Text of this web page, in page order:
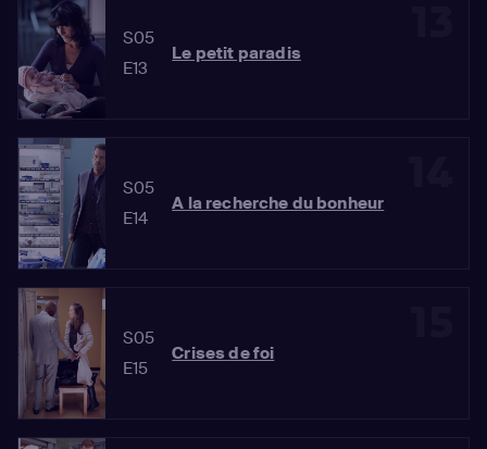
S05
E13
Le petit paradis
S05
E14
A la recherche du bonheur
S05
E15
Crises de foi